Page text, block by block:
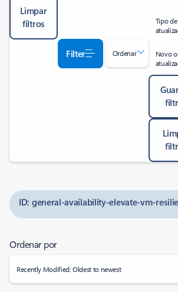
Limpar
filtros
Filter Ordenar
Tipo de
Novo
ID: general-availability-elevate-vm-
Ordenar por
Recently Modified: Oldest to newest